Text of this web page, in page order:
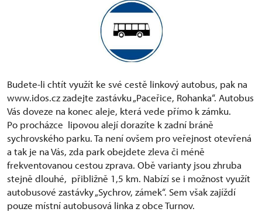
Budete-li chtít využít ke své cestě linkový autobus, pak na
www.idos.cz zadejte zastávku „Paceřice, Rohanka“. Autobus
Vás doveze na konec aleje, která vede přímo k zámku.
Po procházce lipovou alejí dorazíte k zadní bráně
sychrovského parku. Ta není ovšem pro veřejnost otevřená
a tak je na Vás, zda park obejdete zleva či méně
frekventovanou cestou zprava. Obě varianty jsou zhruba
stejně dlouhé, přibližně 1,5 km. Nabízí se i možnost využít
autobusové zastávky „Sychrov, zámek“. Sem však zajíždí
pouze místní autobusová linka z obce Turnov.